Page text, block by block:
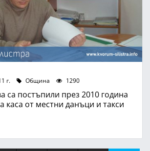
г. Община 1290
са постъпили през 2010 година
каса от местни данъци и такси